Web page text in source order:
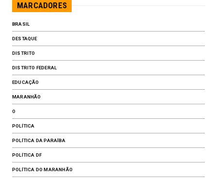
MARCADORES
BRASIL
DESTAQUE
DISTRITO
DISTRITO FEDERAL
EDUCAÇÃO
MARANHÃO
O
POLÍTICA
POLÍTICA DA PARAÍBA
POLÍTICA DF
​POLÍTICA DO MARANHÃO